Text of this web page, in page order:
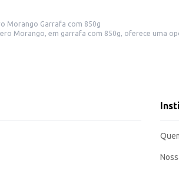
Morango Garrafa com 850g
oferece uma opção saborosa e prática. Sua formulação é ideal para consumo individual ou para